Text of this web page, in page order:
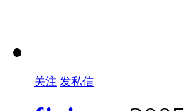
关注 发私信